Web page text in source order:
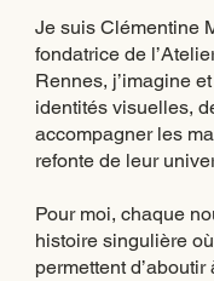
Je suis Clémentine
fondatrice de
Rennes, j’imagine
identités visuelles,
accompagner les
refonte de leur
Pour moi, chaque
histoire singulière
permettent